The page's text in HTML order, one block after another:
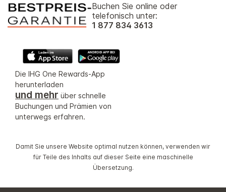
Buchen Sie online oder
telefonisch unter:
1 877 834 3613
Die IHG One Rewards-App
herunterladen
und mehr über schnelle
Buchungen und Prämien von
unterwegs erfahren.
Damit Sie unsere Website optimal nutzen können, verwenden wir
für Teile des Inhalts auf dieser Seite eine maschinelle
Übersetzung.